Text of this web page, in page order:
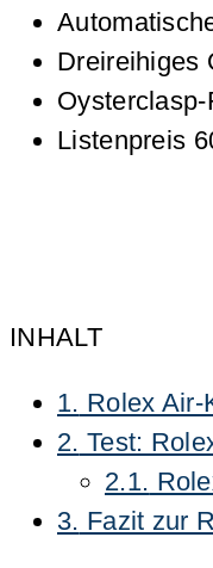
Dreireihiges
Listenpreis
INHALT
1. Rolex Air-
2. Test:
2.1.
3. Fazit zur